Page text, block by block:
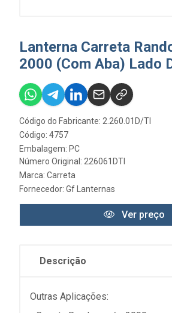
Lanterna Carreta
2000 (Com Aba) Lado
Código do Fabricante: 2.260.01D/TI
Código: 4757
Embalagem: PC
Número Original: 226061DTI
Marca: Carreta
Fornecedor: Gf Lanternas
Ver preço
Descrição
Outras Aplicações: